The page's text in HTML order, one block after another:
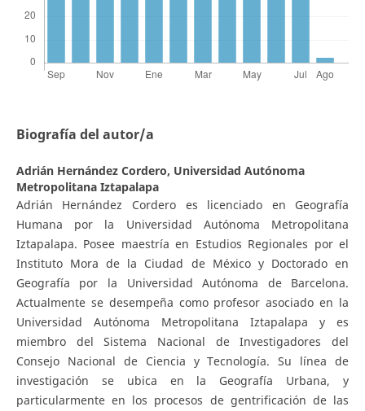
Biografía del autor/a
Adrián Hernández Cordero, Universidad Autónoma
Metropolitana Iztapalapa
Adrián Hernández Cordero es licenciado en Geografía
Humana por la Universidad Autónoma Metropolitana
Iztapalapa. Posee maestría en Estudios Regionales por el
Instituto Mora de la Ciudad de México y Doctorado en
Geografía por la Universidad Autónoma de Barcelona.
Actualmente se desempeña como profesor asociado en la
Universidad Autónoma Metropolitana Iztapalapa y es
miembro del Sistema Nacional de Investigadores del
Consejo Nacional de Ciencia y Tecnología. Su línea de
investigación se ubica en la Geografía Urbana, y
particularmente en los procesos de gentrificación de las